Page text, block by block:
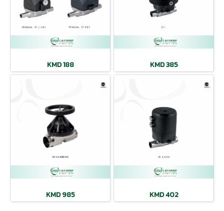
KMD 188 KMD 385
KMD 985 KMD 402